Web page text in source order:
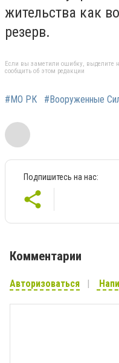
жительства как
резерв.
Если вы заметили ошибку, выделите
сообщить об этом редакции
#МО РК #Вооруженные
Подпишитесь на нас:
Комментарии
Авторизоваться